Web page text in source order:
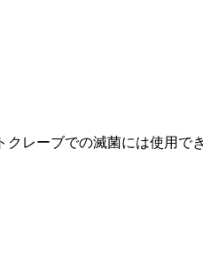
レーブでの滅菌には使用でき